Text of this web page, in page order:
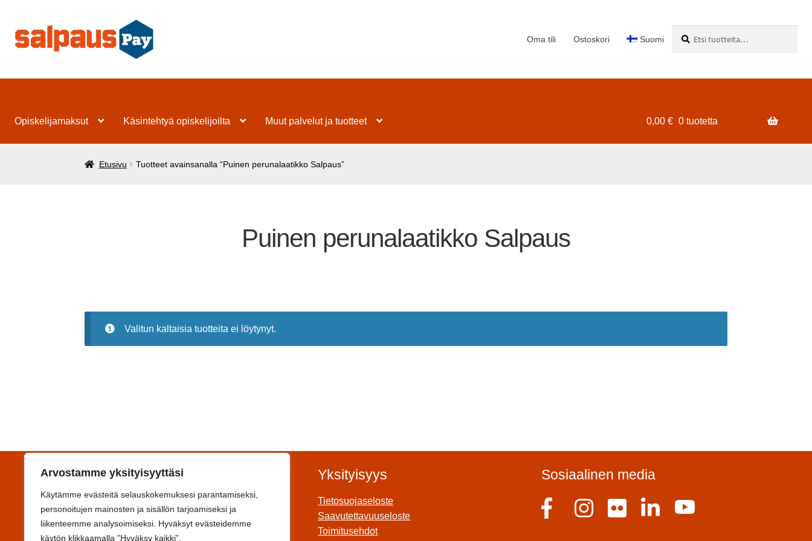
Arvostamme yksityisyyttäsi
Käytämme evästeitä selauskokemuksesi parantamiseksi,
personoitujen mainosten ja sisällön tarjoamiseksi ja
liikenteemme analysoimiseksi. Hyväksyt evästeidemme
käytön klikkaamalla ”Hyväksy kaikki”.
Siirry
Siirry
Oma tili Ostoskori Suomi
Haku
Opiskelijamaksut Käsintehtyä opiskelijoilta Muut palvelut ja tuotteet 0,00€ 0 tuotetta
Etusivu Tuotteet avainsanalla “Puinen perunalaatikko Salpaus”
Puinen perunalaatikko Salpaus
Valitun kaltaisia tuotteita ei löytynyt.
Yhteystiedot
Koulutuskeskus Salpaus -kuntayhtymä
Svinhufvudinkatu 6F, 15110 Lahti
Y-tunnus 0993644-6
Yksityisyys
Tietosuojaseloste
Saavutettavuuseloste
Toimitusehdot
Sosiaalinen media